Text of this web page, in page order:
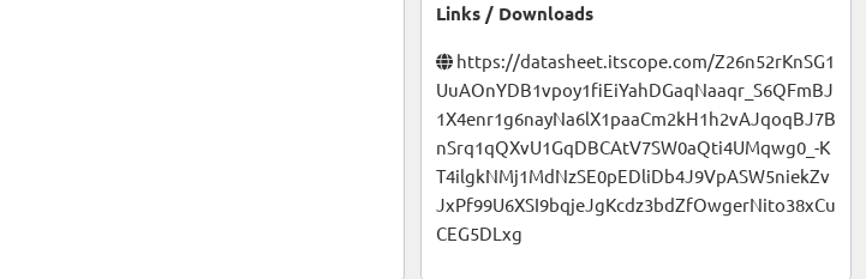
Links / Downloads
https://datasheet.itscope.com/Z26n52rKnSG1
UuAOnYDB1vpoy1fiEiYahDGaqNaaqr_S6QFmBJ
1X4enr1g6nayNa6lX1paaCm2kH1h2vAJqoqBJ7B
nSrq1qQXvU1GqDBCAtV7SW0aQti4UMqwg0_-K
T4ilgkNMj1MdNzSE0pEDliDb4J9VpASW5niekZv
JxPf99U6XSI9bqjeJgKcdz3bdZfOwgerNito38xCu
CEG5DLxg